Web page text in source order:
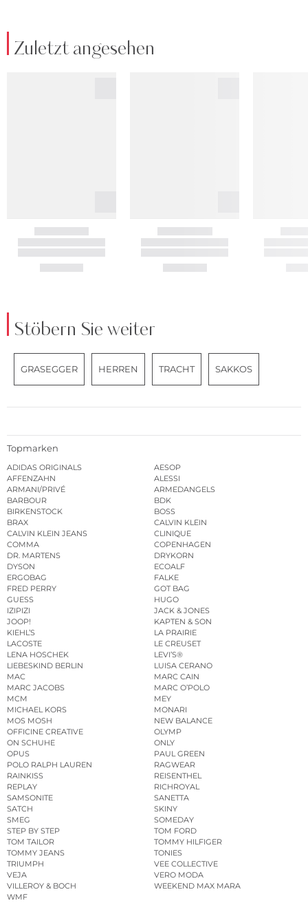
Zuletzt angesehen
Stöbern Sie weiter
GRASEGGER HERREN TRACHT SAKKOS
Topmarken
ADIDAS ORIGINALS
AESOP
AFFENZAHN
ALESSI
ARMANI/PRIVÉ
ARMEDANGELS
BARBOUR
BDK
BIRKENSTOCK
BOSS
BRAX
CALVIN KLEIN
CALVIN KLEIN JEANS
CLINIQUE
COMMA
COPENHAGEN
DR. MARTENS
DRYKORN
DYSON
ECOALF
ERGOBAG
FALKE
FRED PERRY
GOT BAG
GUESS
HUGO
IZIPIZI
JACK & JONES
JOOP!
KAPTEN & SON
KIEHL’S
LA PRAIRIE
LACOSTE
LE CREUSET
LENA HOSCHEK
LEVI’S®
LIEBESKIND BERLIN
LUISA CERANO
MAC
MARC CAIN
MARC JACOBS
MARC O’POLO
MCM
MEY
MICHAEL KORS
MONARI
MOS MOSH
NEW BALANCE
OFFICINE CREATIVE
OLYMP
ON SCHUHE
ONLY
OPUS
PAUL GREEN
POLO RALPH LAUREN
RAGWEAR
RAINKISS
REISENTHEL
REPLAY
RICHROYAL
SAMSONITE
SANETTA
SATCH
SKINY
SMEG
SOMEDAY
STEP BY STEP
TOM FORD
TOM TAILOR
TOMMY HILFIGER
TOMMY JEANS
TONIES
TRIUMPH
VEE COLLECTIVE
VEJA
VERO MODA
VILLEROY & BOCH
WEEKEND MAX MARA
WMF